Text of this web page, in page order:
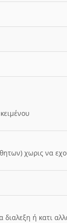
χωρις να
ή κατι